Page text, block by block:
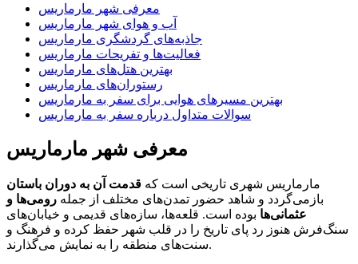
معرفی شهر مارماریس
آب و هوای شهر مارماریس
جاذبه‌های گردشگری مارماریس
فعالیت‌ها و تفریحات مارماریس
بهترین هتل‌های مارماریس
رستوران‌های مارماریس
بهترین مسیرهای هوایی برای سفر به مارماریس
سوالات متداول درباره سفر به مارماریس
معرفی شهر مارماریس
مارماریس شهری تاریخی است که قدمت آن به دوران باستان
بازمی‌گردد و شاهد حضور تمدن‌های مختلف از جمله رومی‌ها و
عثمانی‌ها بوده است. قلعه‌ها، سازه‌های قدیمی و خیابان‌های
سنگ‌فرش هنوز رد پای تاریخ را در قلب شهر حفظ کرده و فرهنگ و
سنت‌های منطقه را به نمایش می‌گذارند.